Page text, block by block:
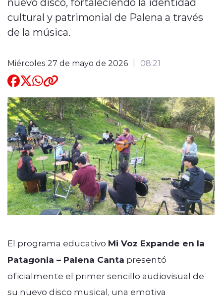
cultural y patrimonial de Palena a través
de la música.
Miércoles 27 de mayo de 2026 08:21
El programa educativo Mi Voz Expande en la
Patagonia – Palena Canta presentó
oficialmente el primer sencillo audiovisual de
su nuevo disco musical, una emotiva